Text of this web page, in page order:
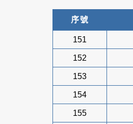
序號
151
152
153
154
155